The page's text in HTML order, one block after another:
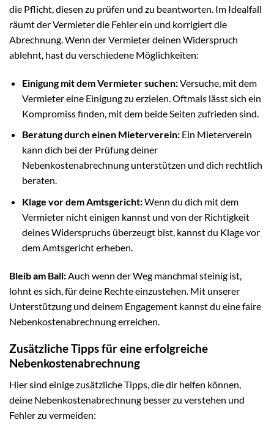
die Pflicht, diesen zu prüfen und zu beantworten. Im Idealfall
räumt der Vermieter die Fehler ein und korrigiert die
Abrechnung. Wenn der Vermieter deinen Widerspruch
ablehnt, hast du verschiedene Möglichkeiten:
Einigung mit dem Vermieter suchen:Versuche, mit dem
Vermieter eine Einigung zu erzielen. Oftmals lässt sich ein
Kompromiss finden, mit dem beide Seiten zufrieden sind.
Beratung durch einen Mieterverein:Ein Mieterverein
kann dich bei der Prüfung deiner
Nebenkostenabrechnung unterstützen und dich rechtlich
beraten.
Klage vor dem Amtsgericht:Wenn du dich mit dem
Vermieter nicht einigen kannst und von der Richtigkeit
deines Widerspruchs überzeugt bist, kannst du Klage vor
dem Amtsgericht erheben.
Bleib am Ball: Auch wenn der Weg manchmal steinig ist,
lohnt es sich, für deine Rechte einzustehen. Mit unserer
Unterstützung und deinem Engagement kannst du eine faire
Nebenkostenabrechnung erreichen.
Zusätzliche Tipps für eine erfolgreiche
Nebenkostenabrechnung
Hier sind einige zusätzliche Tipps, die dir helfen können,
deine Nebenkostenabrechnung besser zu verstehen und
Fehler zu vermeiden: